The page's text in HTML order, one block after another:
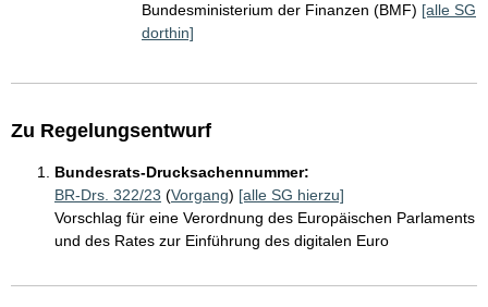
Bundesministerium der Finanzen (BMF) [alle SG
dorthin]
Zu Regelungsentwurf
Bundesrats-Drucksachennummer:
BR-Drs. 322/23 (Vorgang) [alle SG hierzu]
Vorschlag für eine Verordnung des Europäischen Parlaments
und des Rates zur Einführung des digitalen Euro